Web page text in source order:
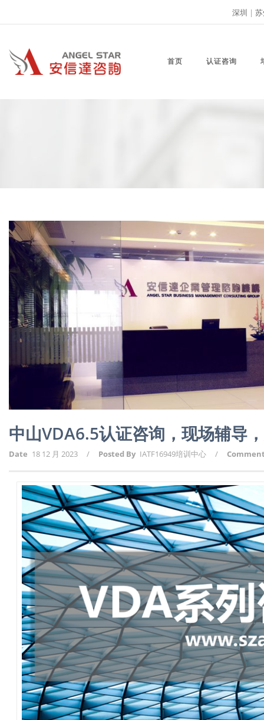
深圳 |
首页 认证咨询
中山VDA6.5认证咨询，现场辅导
Date 18 12 月 2023 / Posted By IATF16949培训中心 /